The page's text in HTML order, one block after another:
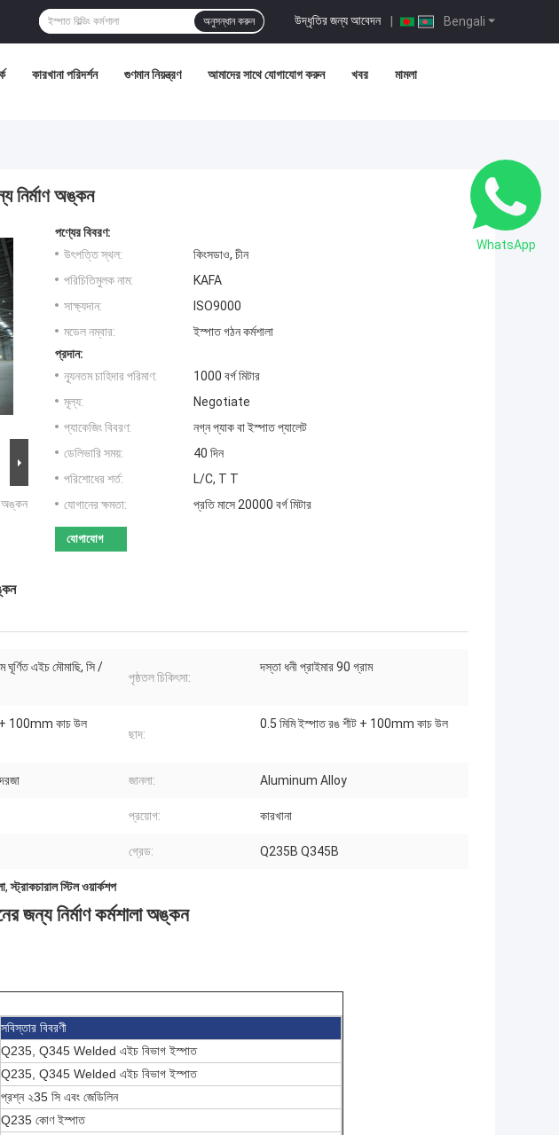
Bengali
উদ্ধৃতির জন্য আবেদন |
অনুসন্ধান করুন
কারখানা পরিদর্শন গুণমান নিয়ন্ত্রণ আমাদের সাথে যোগাযোগ করুন খবর মামলা
নির্মাণ অঙ্কন
অঙ্কন
পণ্যের বিবরণ:
উৎপত্তি স্থল:
কিংসডাও, চীন
পরিচিতিমুলক নাম:
KAFA
সাক্ষ্যদান:
ISO9000
মডেল নম্বার:
ইস্পাত গঠন কর্মশালা
প্রদান:
ন্যূনতম চাহিদার পরিমাণ:
1000 বর্গ মিটার
মূল্য:
Negotiate
প্যাকেজিং বিবরণ:
নগ্ন প্যাক বা ইস্পাত প্যালেট
ডেলিভারি সময়:
40 দিন
পরিশোধের শর্ত:
L/C, T T
যোগানের ক্ষমতা:
প্রতি মাসে 20000 বর্গ মিটার
যোগাযোগ
ঘূর্ণিত এইচ মৌমাছি, সি /
পৃষ্ঠতল চিকিৎসা:
দস্তা ধনী প্রাইমার 90 গ্রাম
+ 100mm কাচ উল
ছাদ:
0.5 মিমি ইস্পাত রঙ শীট + 100mm কাচ উল
জানলা: Aluminum Alloy
প্রয়োগ: কারখানা
গ্রেড: Q235B Q345B
,স্ট্রাকচারাল স্টিল ওয়ার্কশপ
জন্য নির্মাণ কর্মশালা অঙ্কন
সবিস্তার বিবরণী
Q235, Q345 Welded এইচ বিভাগ ইস্পাত
Q235, Q345 Welded এইচ বিভাগ ইস্পাত
প্রশ্ন ২35 সি এবং জেডিলিন
Q235 কোণ ইস্পাত
WhatsApp